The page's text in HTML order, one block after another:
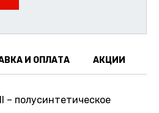
И ОПЛАТА АКЦИИ
– полусинтетическое